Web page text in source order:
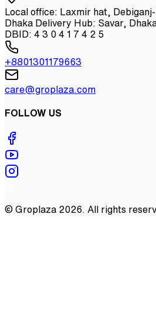
Local office: Laxmir hat,
Dhaka Delivery Hub: Savar,
DBID: 4 3 0 4 1 7 4 2 5
+8801301179663
care@groplaza.com
FOLLOW US
© Groplaza 2026. All rights